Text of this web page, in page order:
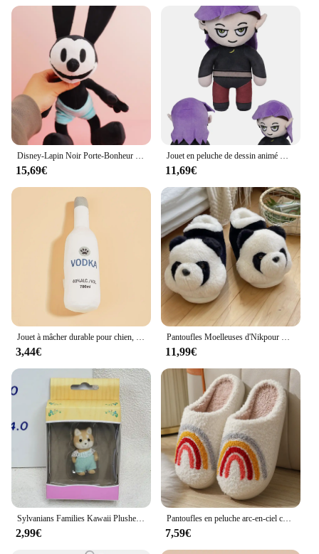
Disney-Lapin Noir Porte-Bonheur en Peluche pour Enfant, Jouet Doux avec de sulfOreilles, Cadeau d'Anniversaire
15,69€
Jouet en peluche de dessin animé Hunter Hooty Amity Luz Cosplay, cadeaux d'anniversaire de Noël, théâtre, maison, mascotte, accessoires d'usine
11,69€
Jouet à mâcher durable pour chien, jouet en peluche pour animal de compagnie, conception de bouteille de vin, meulage des dents, approvisionnement coule, 1PC
3,44€
Pantoufles Moelleuses d'Nikpour Femmes et Hommes, Chaussures Chaudes pour Couples, en Peluche Douce, Légères, pour la Maison, Nouvelle Collection
11,99€
Sylvanians Families Kawaii Plushes, Anime Animal Butter, Flocage Ornement, Maison de jeu pour enfants, Cosplay, Jouets classiques, Cadeau pour enfants, Nouveau
2,99€
Pantoufles en peluche arc-en-ciel colorées pour femmes, visage souriant mignon de dessin animé, conception de coeur populaire
7,59€